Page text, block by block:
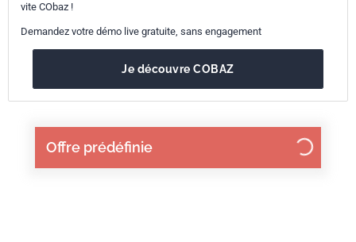
Offre prédéfinie
vite CObaz !
Demandez votre démo live gratuite, sans engagement
Je découvre COBAZ